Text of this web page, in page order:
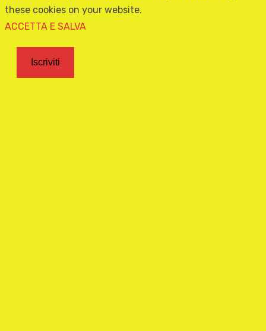
these cookies on your website.
ACCETTA E SALVA
Iscriviti